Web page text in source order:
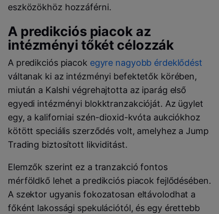
eszközökhöz hozzáférni.
A predikciós piacok az
intézményi tőkét célozzák
A predikciós piacok egyre nagyobb érdeklődést
váltanak ki az intézményi befektetők körében,
miután a Kalshi végrehajtotta az iparág első
egyedi intézményi blokktranzakcióját. Az ügylet
egy, a kaliforniai szén-dioxid-kvóta aukciókhoz
kötött speciális szerződés volt, amelyhez a Jump
Trading biztosított likviditást.
Elemzők szerint ez a tranzakció fontos
mérföldkő lehet a predikciós piacok fejlődésében.
A szektor ugyanis fokozatosan eltávolodhat a
főként lakossági spekulációtól, és egy érettebb